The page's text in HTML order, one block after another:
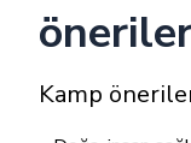
Kamp